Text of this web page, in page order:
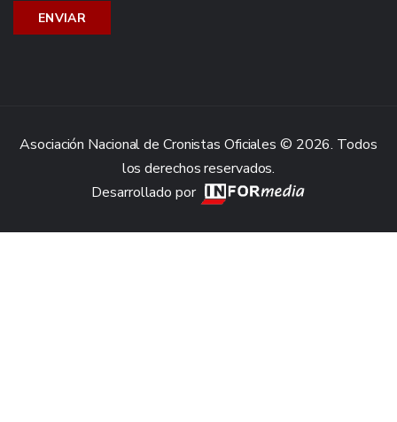
Asociación Nacional de Cronistas Oficiales © 2026. Todos
los derechos reservados.
Desarrollado por